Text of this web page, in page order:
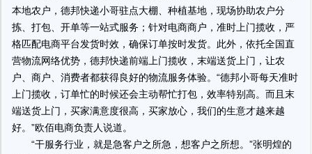
本地农户，德邦快递小哥驻点大棚、种植基地，现场协助农户分
拣、打包、开单等一站式服务；针对电商商户，准时上门揽收，严
格匹配电商平台发货时效，确保订单按时发货。此外，依托全国直
营物流网络优势，德邦快递前端上门揽收，末端送货上门，让农
户、商户、消费者都获得良好的物流服务体验。“德邦小哥每天准时
上门揽收，订单忙的时候还会主动帮忙打包，效率特别高。而且末
端送货上门，买家满意度很高，买家放心，我们的生意才越来越
好。”欧佰电商负责人说道。
“干服务行业，就是急客户之所急，想客户之所想。”张明煌的